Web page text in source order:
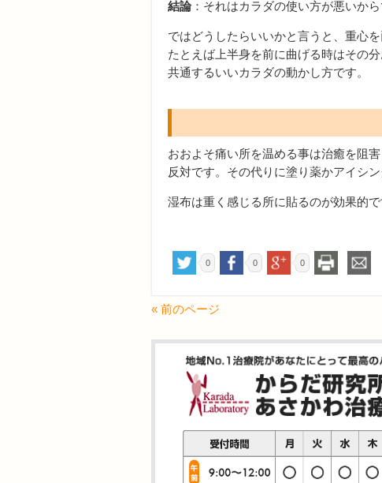
結論：それはカラダの使い方が悪いから
ではどうしたらいいかと言うと、重心
たとえば上半身を前に曲げる時はその
共通するいいカラダの動かし方です。
おおよそ痛い所を温める事は治癒を阻
反対です。その代りに塗り薬かアイシン
湿布は重く感じる所に貼るのが効果的で
0 0 0
« 前のページ